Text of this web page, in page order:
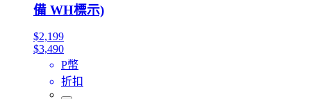
備 WH標示)
$2,199
$3,490
P幣
折扣